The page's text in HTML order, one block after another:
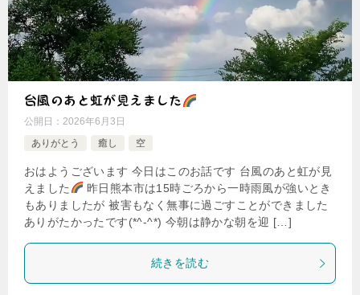
台風のあと虹が見えました
公開日： 2026年6月3日
ありがとう
癒し 空
おはようございます 今日はこのお話です 台風のあと虹が見
えました
昨日熊本市は15時ごろから一時雨風が強いとき
もありましたが 被害もなく無事に過ごすことができました
ありがたかったです(*^-^*) 今朝は静かな朝を迎 […]
続きを読む